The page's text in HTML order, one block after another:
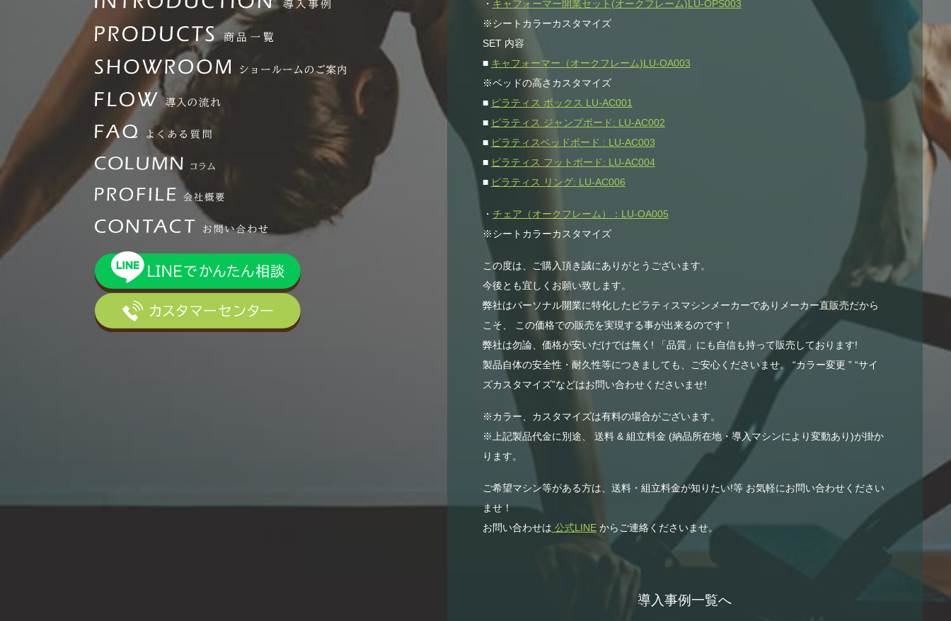
・ キャフォーマー開業セット(オークフレーム)LU-OPS003
※シートカラーカスタマイズ
SET 内容
■ キャフォーマー（オークフレーム)LU-OA003
※ベッドの高さカスタマイズ
■ ピラティス ボックス LU-AC001
■ ピラティス ジャンプボード: LU-AC002
■ ピラティスベッドボード : LU-AC003
■ ピラティス フットボード: LU-AC004
■ ピラティス リング: LU-AC006
・ チェア（オークフレーム）：LU-OA005
※シートカラーカスタマイズ
この度は、ご購入頂き誠にありがとうございます。
今後とも宜しくお願い致します。
弊社はパーソナル開業に特化したピラティスマシンメーカーでありメーカー直販売だから
こそ、 この価格での販売を実現する事が出来るのです！
弊社は勿論、価格が安いだけでは無く! 「品質」にも自信も持って販売しております!
製品自体の安全性・耐久性等につきましても、ご安心くださいませ。 “カラー変更 ” “サイ
ズカスタマイズ”などはお問い合わせくださいませ!
※カラー、カスタマイズは有料の場合がございます。
※上記製品代金に別途、 送料 & 組立料金 (納品所在地・導入マシンにより変動あり)が掛か
ります。
ご希望マシン等がある方は、送料・組立料金が知りたい!等 お気軽にお問い合わせください
ませ！
お問い合わせは 公式LINEからご連絡くださいませ。
導入事例一覧へ